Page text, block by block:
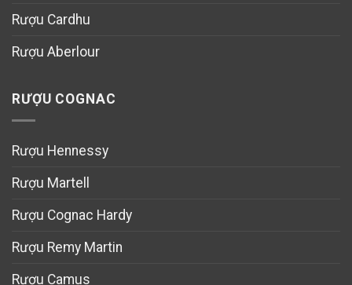
Rượu Cardhu
Rượu Aberlour
RƯỢU COGNAC
Rượu Hennessy
Rượu Martell
Rượu Cognac Hardy
Rượu Remy Martin
Rượu Camus